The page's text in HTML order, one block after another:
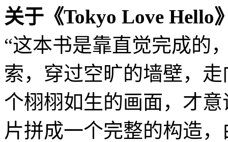
关于《Tokyo Love Hello
“这本书是靠直觉完成的
索，穿过空旷的墙壁，
个栩栩如生的画面，才
片拼成一个完整的构造